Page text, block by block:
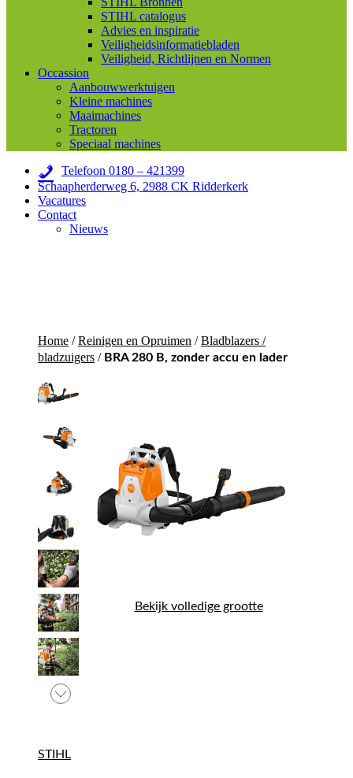
STIHL catalogus
Advies en inspiratie
Veiligheidsinformatiebladen
Veiligheid, Richtlijnen en Normen
Occassion
Aanbouwwerktuigen
Kleine machines
Maaimachines
Tractoren
Speciaal machines
Telefoon 0180 – 421399
Schaapherderweg 6, 2988 CK Ridderkerk
Vacatures
Contact
Nieuws
Home /Reinigen en Opruimen /Bladblazers /
bladzuigers / BRA 280 B, zonder accu en lader
Bekijk volledige grootte
STIHL